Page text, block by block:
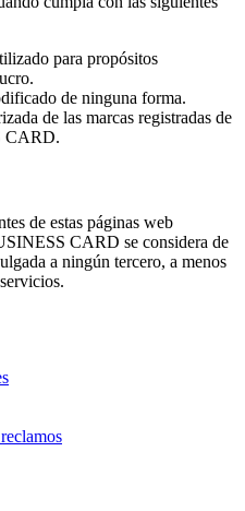
para propósitos
de ninguna forma.
de las marcas registradas de
CARD.
de estas páginas web
CARD se considera de
a ningún tercero, a menos